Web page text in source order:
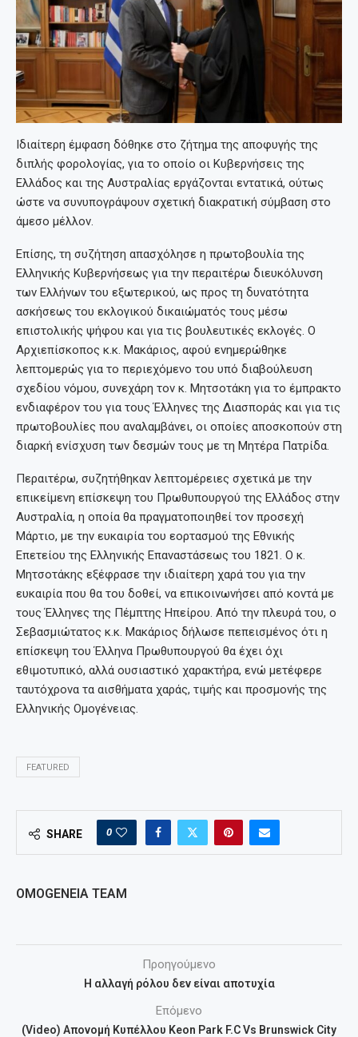
Ιδιαίτερη έμφαση δόθηκε στο ζήτημα της αποφυγής της
διπλής φορολογίας, για το οποίο οι Κυβερνήσεις της
Ελλάδος και της Αυστραλίας εργάζονται εντατικά, ούτως
ώστε να συνυπογράψουν σχετική διακρατική σύμβαση στο
άμεσο μέλλον.
Επίσης, τη συζήτηση απασχόλησε η πρωτοβουλία της
Ελληνικής Κυβερνήσεως για την περαιτέρω διευκόλυνση
των Ελλήνων του εξωτερικού, ως προς τη δυνατότητα
ασκήσεως του εκλογικού δικαιώματός τους μέσω
επιστολικής ψήφου και για τις βουλευτικές εκλογές. Ο
Αρχιεπίσκοπος κ.κ. Μακάριος, αφού ενημερώθηκε
λεπτομερώς για το περιεχόμενο του υπό διαβούλευση
σχεδίου νόμου, συνεχάρη τον κ. Μητσοτάκη για το έμπρακτο
ενδιαφέρον του για τους Έλληνες της Διασποράς και για τις
πρωτοβουλίες που αναλαμβάνει, οι οποίες αποσκοπούν στη
διαρκή ενίσχυση των δεσμών τους με τη Μητέρα Πατρίδα.
Περαιτέρω, συζητήθηκαν λεπτομέρειες σχετικά με την
επικείμενη επίσκεψη του Πρωθυπουργού της Ελλάδος στην
Αυστραλία, η οποία θα πραγματοποιηθεί τον προσεχή
Μάρτιο, με την ευκαιρία του εορτασμού της Εθνικής
Επετείου της Ελληνικής Επαναστάσεως του 1821. Ο κ.
Μητσοτάκης εξέφρασε την ιδιαίτερη χαρά του για την
ευκαιρία που θα του δοθεί, να επικοινωνήσει από κοντά με
τους Έλληνες της Πέμπτης Ηπείρου. Από την πλευρά του, ο
Σεβασμιώτατος κ.κ. Μακάριος δήλωσε πεπεισμένος ότι η
επίσκεψη του Έλληνα Πρωθυπουργού θα έχει όχι
εθιμοτυπικό, αλλά ουσιαστικό χαρακτήρα, ενώ μετέφερε
ταυτόχρονα τα αισθήματα χαράς, τιμής και προσμονής της
Ελληνικής Ομογένειας.
FEATURED
SHARE 0
OMOGENEIA TEAM
Προηγούμενο
Η αλλαγή ρόλου δεν είναι αποτυχία
Επόμενο
(Video) Απονομή Kυπέλλου Keon Park F.C Vs Brunswick City